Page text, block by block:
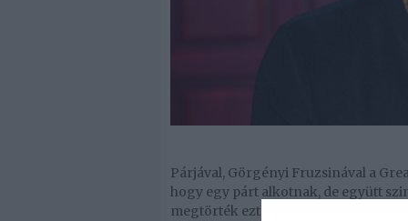
Párjával, Görgényi Fruzsinával a
hogy egy párt alkotnak, de együtt
megtörték ezt a szokást, mindketten